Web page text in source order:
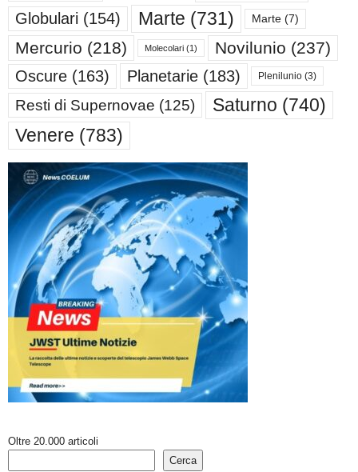
Globulari (154) Marte (731) Marte (7)
Mercurio (218) Molecolari (1) Novilunio (237)
Oscure (163) Planetarie (183) Plenilunio (3)
Resti di Supernovae (125) Saturno (740)
Venere (783)
Oltre 20.000 articoli
Cerca